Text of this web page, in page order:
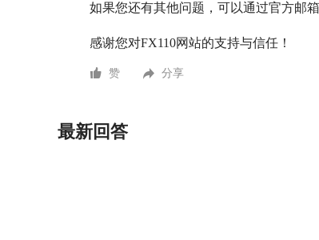
如果您还有其他问题，可以通过官方邮箱
感谢您对FX110网站的支持与信任！
赞 分享
最新回答